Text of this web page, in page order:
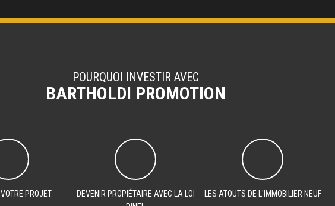
POURQUOI INVESTIR AVEC
BARTHOLDI PROMOTION
PROJET
DEVENIR PROPIÉTAIRE AVEC LA LOI
LES ATOUTS DE L'IMMOBILIER NEUF